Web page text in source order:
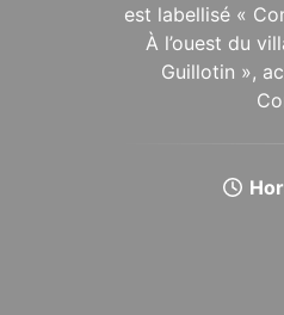
est labellisé «
À l’ouest du
Guillotin »,